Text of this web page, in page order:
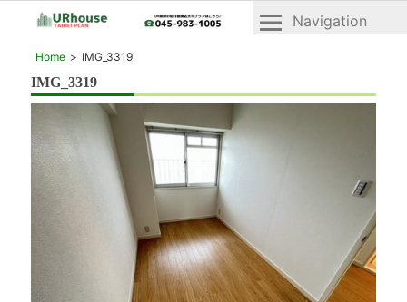
横
浜
市
青
葉
区・
緑
「UR
浜
市
青
区
と
緑
区
Navigation
Home
IMG_3319
2022年5月20日
IMG_3319